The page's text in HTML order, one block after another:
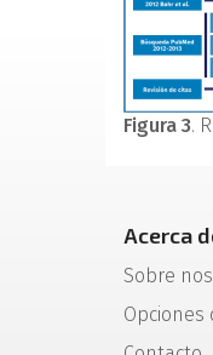
Figura 3.
Acerca
Sobre
Opciones